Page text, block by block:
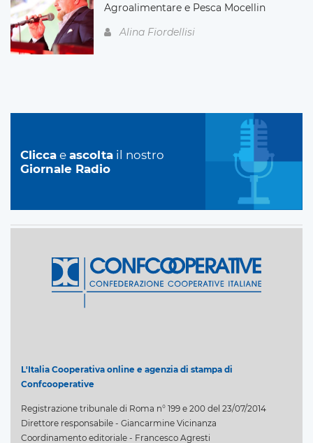
Agroalimentare e Pesca Mocellin
Alina Fiordellisi
Clicca e ascolta il nostro
Giornale Radio
L'Italia Cooperativa online e agenzia di stampa di
Confcooperative
Registrazione tribunale di Roma n° 199 e 200 del 23/07/2014
Direttore responsabile - Giancarmine Vicinanza
Coordinamento editoriale - Francesco Agresti